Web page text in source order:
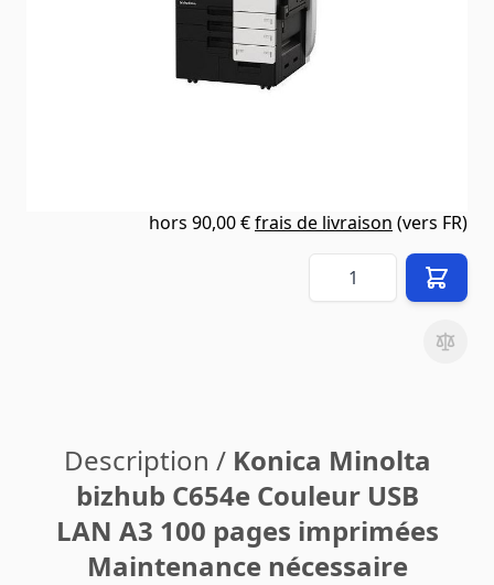
133733
hors 90,00 €frais de livraison (vers FR)
Quantité
Description / Konica Minolta
bizhub C654e Couleur USB
LAN A3 100 pages imprimées
Maintenance nécessaire